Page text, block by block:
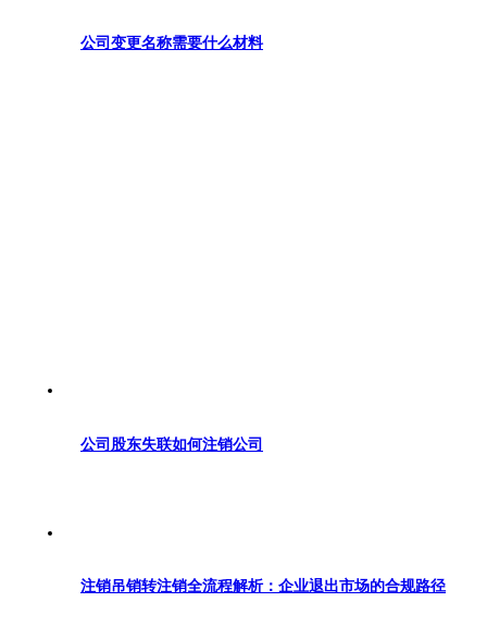
公司变更名称需要什么材料
公司股东失联如何注销公司
注销吊销转注销全流程解析：企业退出市场的合规路径